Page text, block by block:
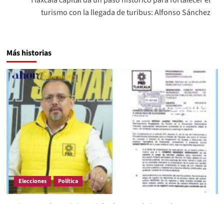
turismo con la llegada de turibus: Alfonso Sánchez
Más historias
Elecciones Política